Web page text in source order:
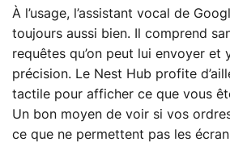
À l’usage, l’assistant vocal de
toujours aussi bien. Il comprend
requêtes qu’on peut lui envoyer et
précision. Le Nest Hub profite
tactile pour afficher ce que vous
Un bon moyen de voir si vos
ce que ne permettent pas les